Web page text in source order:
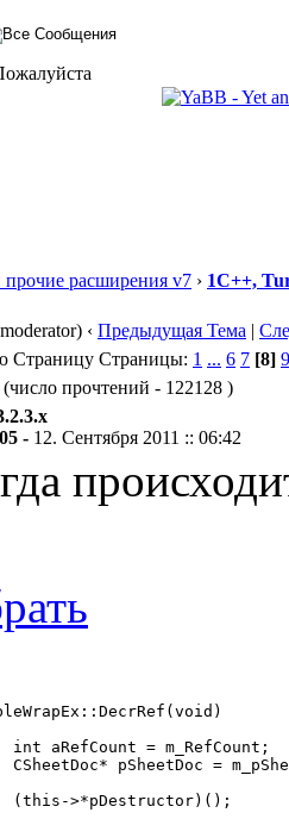
расширения v7 › 1С++,
‹ Предыдущая Тема |
Страницы: 1 ... 6 7 [8] 9
прочтений - 122128 )
- 12. Сентября 2011 :: 06:42